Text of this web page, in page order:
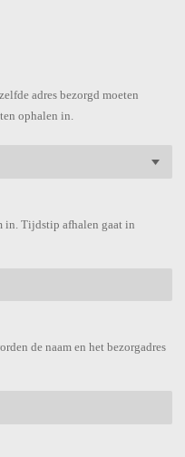
adres bezorgd moeten
ophalen in.
in. Tijdstip afhalen gaat in
de naam en het bezorgadres